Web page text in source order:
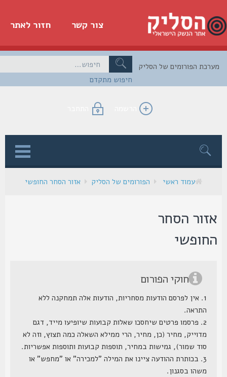
חזור לאתר צור קשר
חיפוש מתקדם
הפורומים של הסליק
הרשמה התחבר
עמוד ראשי הפורומים של הסליק אזור הסחר החופשי
הסחר
חוקי הפורום
1. אין לפרסם הודעות מסחריות, הודעות אלה תמחקנה ללא
התראה.
2. פרסמו פרטים שיחסכו שאלות קבועות שיופיעו מייד, דגם
מדוייק, מחיר (כן, מחיר, הרי ממילא השאלה כמה תצוץ, וזה לא
סוד שמור), גמישות במחיר, תוספות קבועות ותוספות אפשריות.
3. בכותרת ההודעה ציינו את המילה "למכירה" או "מחפש" או
משהו בסגנון.